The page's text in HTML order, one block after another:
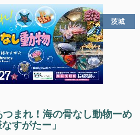
茨城
まれ！海の骨なし動物ーめ
すがたー」